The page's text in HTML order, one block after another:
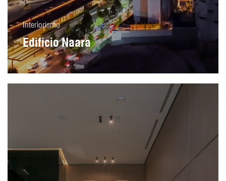
Interiorismo
Edificio Naara